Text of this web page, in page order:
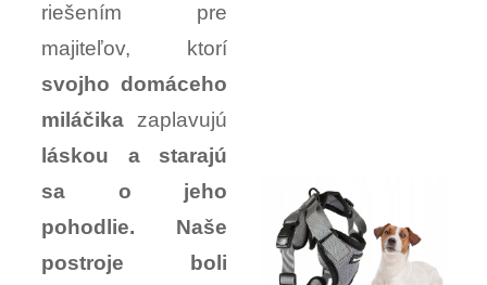
riešením pre
majiteľov, ktorí
svojho domáceho
miláčika zaplavujú
láskou a starajú
sa o jeho
pohodlie. Naše
postroje boli